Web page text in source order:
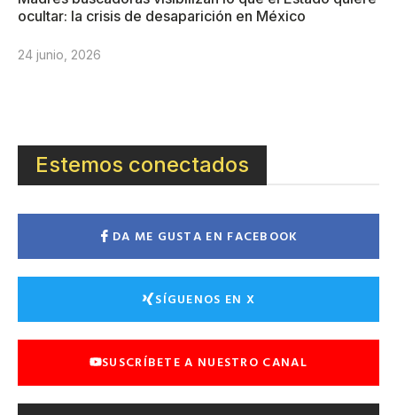
ocultar: la crisis de desaparición en México
24 junio, 2026
Estemos conectados
DA ME GUSTA EN FACEBOOK
SÍGUENOS EN X
SUSCRÍBETE A NUESTRO CANAL